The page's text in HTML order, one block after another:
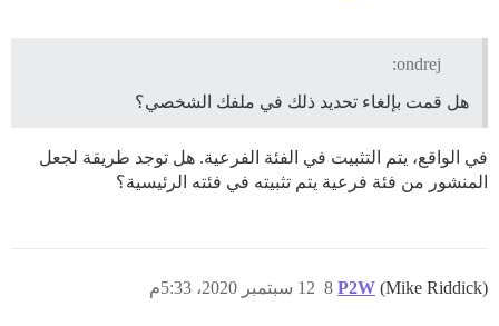
ondrej:
هل قمت بإلغاء تحديد ذلك في ملفك الشخصي؟
في الواقع، يتم التثبيت في الفئة الفرعية. هل توجد طريقة لجعل
المنشور من فئة فرعية يتم تثبيته في فئته الرئيسية؟
P2W (Mike Riddick) 12 سبتمبر 2020، 5:33م 8